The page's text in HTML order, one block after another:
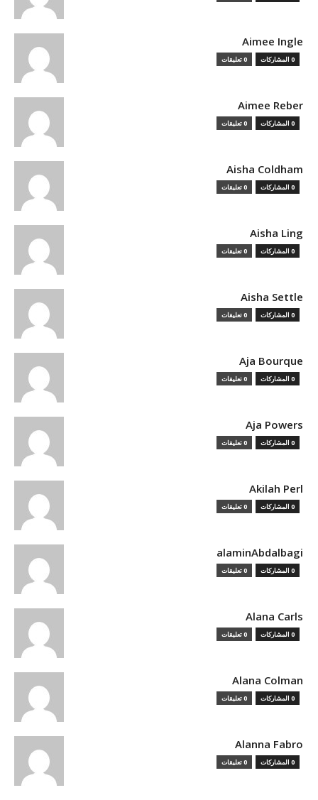
Aimee Ingle
0 المشاركات 0 تعليقات
Aimee Reber
0 المشاركات 0 تعليقات
Aisha Coldham
0 المشاركات 0 تعليقات
Aisha Ling
0 المشاركات 0 تعليقات
Aisha Settle
0 المشاركات 0 تعليقات
Aja Bourque
0 المشاركات 0 تعليقات
Aja Powers
0 المشاركات 0 تعليقات
Akilah Perl
0 المشاركات 0 تعليقات
alaminAbdalbagi
0 المشاركات 0 تعليقات
Alana Carls
0 المشاركات 0 تعليقات
Alana Colman
0 المشاركات 0 تعليقات
Alanna Fabro
0 المشاركات 0 تعليقات